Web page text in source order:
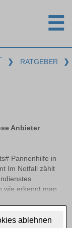
ablehnen
☰
❯ RATGEBER ❯
Anbieter
Pannenhilfe in
Im Notfall zählt
wie erkennt man
handelt?
dabei, im
böse